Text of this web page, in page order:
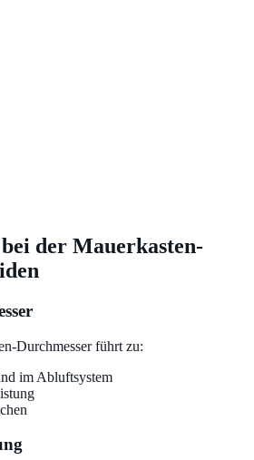
der Mauerkasten-
Durchmesser führt zu:
im Abluftsystem